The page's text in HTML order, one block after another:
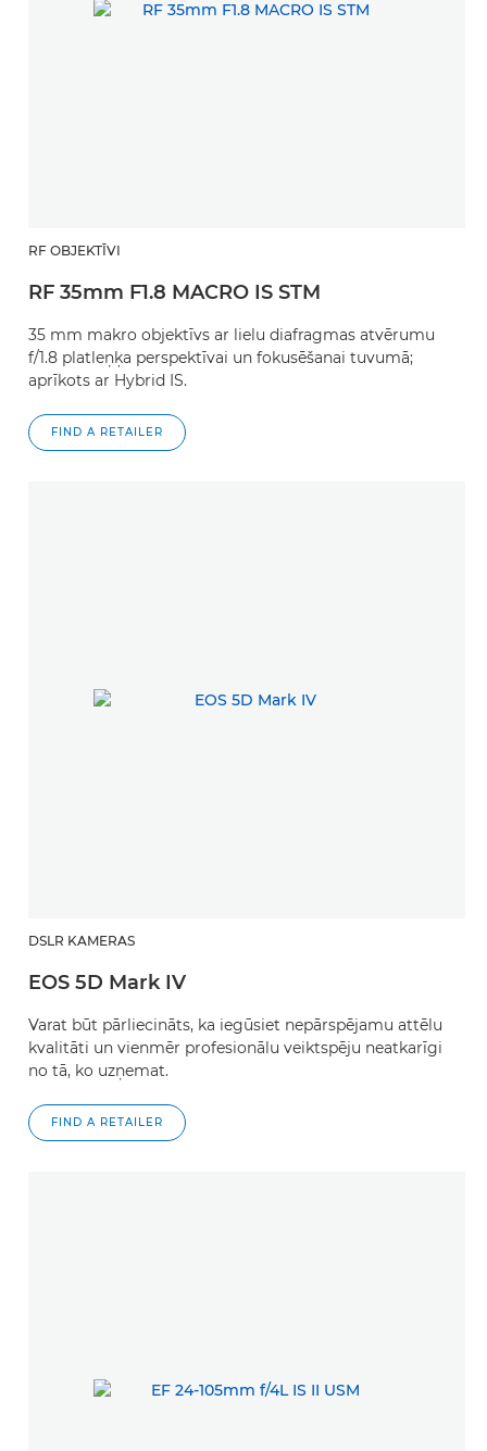
RF OBJEKTĪVI
RF 35mm F1.8 MACRO IS STM
35 mm makro objektīvs ar lielu diafragmas atvērumu
f/1.8 platleņķa perspektīvai un fokusēšanai tuvumā;
aprīkots ar Hybrid IS.
FIND A RETAILER
DSLR KAMERAS
EOS 5D Mark IV
Varat būt pārliecināts, ka iegūsiet nepārspējamu attēlu
kvalitāti un vienmēr profesionālu veiktspēju neatkarīgi
no tā, ko uzņemat.
FIND A RETAILER